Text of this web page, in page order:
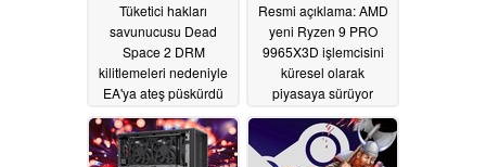
Tüketici hakları
savunucusu Dead
Space 2 DRM
kilitlemeleri nedeniyle
EA'ya ateş püskürdü
05/14/2026
Resmi açıklama: AMD
yeni Ryzen 9 PRO
9965X3D işlemcisini
küresel olarak
piyasaya sürüyor
05/14/2026